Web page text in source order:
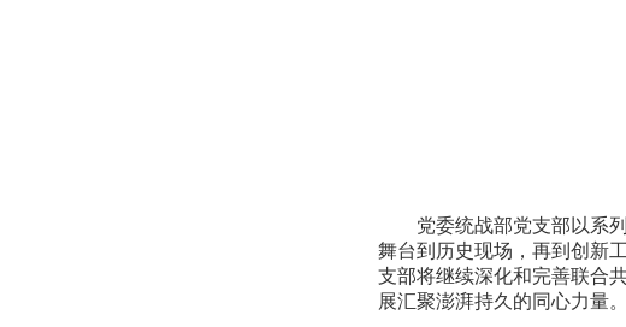
党委统战部党支部以系列
舞台到历史现场，再到创新
支部将继续深化和完善联合
展汇聚澎湃持久的同心力量。